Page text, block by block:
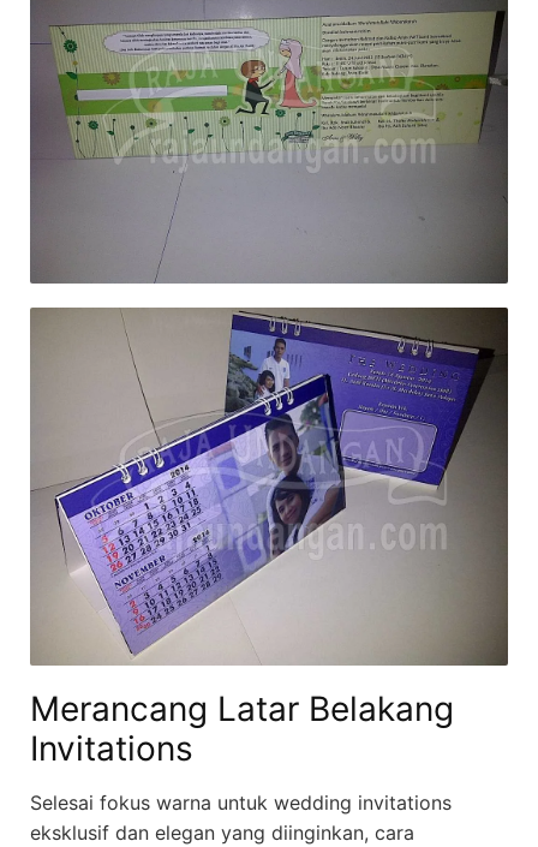
Merancang Latar Belakang
Invitations
Selesai fokus warna untuk wedding invitations
eksklusif dan elegan yang diinginkan, cara